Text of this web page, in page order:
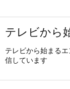
テレビから
テレビから始まる
信しています